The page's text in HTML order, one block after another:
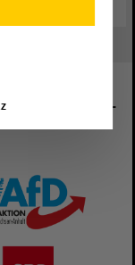
von Sachsen-